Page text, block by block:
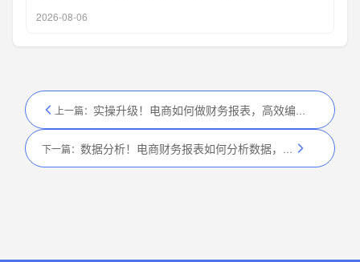
2026-08-06
上一篇： 实操升级！电商如何做财务报表，高效编制技巧
下一篇： 数据分析！电商财务报表如何分析数据，3 个维度